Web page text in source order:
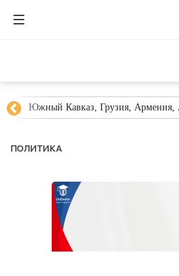
Южный Кавказ, Грузия, Армения,
ПОЛИТИКА